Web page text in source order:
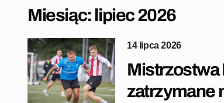
Miesiąc: lipiec 2026
14 lipca 2026
Mistrzostwa
zatrzymane